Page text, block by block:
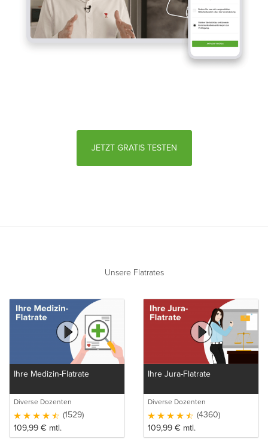
JETZT GRATIS TESTEN
Unsere Flatrates
Ihre Medizin-Flatrate
Diverse Dozenten
(1529)
109,99 € mtl.
Ihre Jura-Flatrate
Diverse Dozenten
(4360)
109,99 € mtl.